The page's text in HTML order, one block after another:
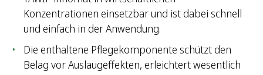
Konzentrationen einsetzbar und ist dabei schnell
und einfach in der Anwendung.
Die enthaltene Pflegekomponente schützt den
Belag vor Auslaugeffekten, erleichtert wesentlich